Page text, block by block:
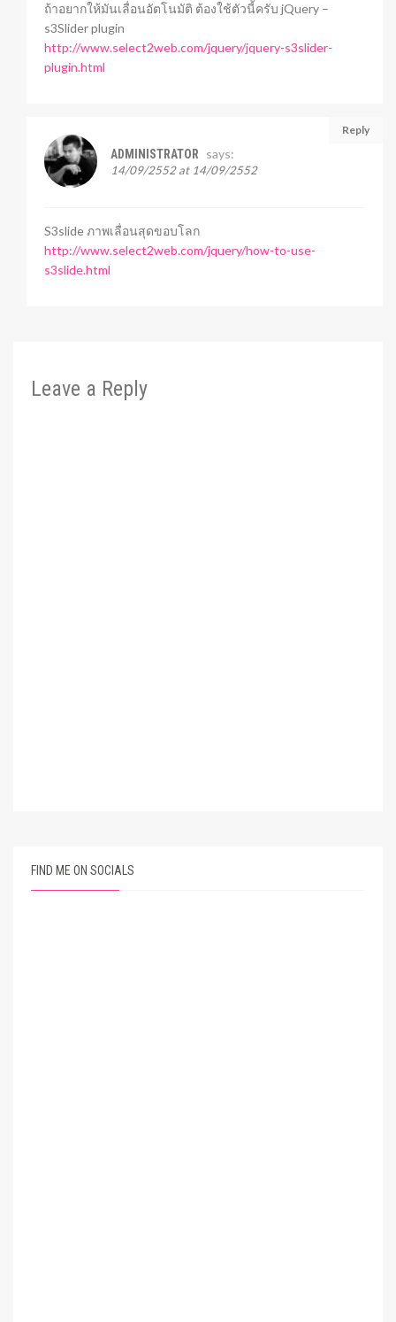
ถ้าอยากให้มันเลื่อนอัตโนมัติ ต้องใช้ตัวนี้ครับ jQuery –
s3Slider plugin
http://www.select2web.com/jquery/jquery-s3slider-
plugin.html
Reply
ADMINISTRATOR says:
14/09/2552 at 14/09/2552
S3slide ภาพเลื่อนสุดขอบโลก
http://www.select2web.com/jquery/how-to-use-
s3slide.html
Leave a Reply
FIND ME ON SOCIALS